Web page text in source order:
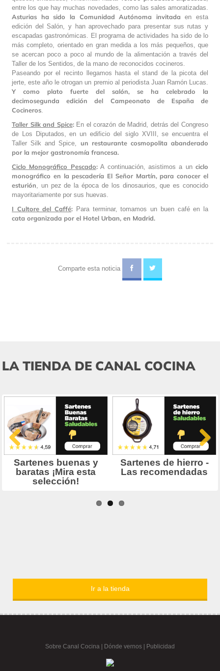
entre los que hay muchas novedades, como las sales amoratizadas.
Asturias ha sido la Comunidad Autónoma invitadaen esta
edición del Salón, y han aprovechado para presentar sus rutas y
escapadas gastronómicas. El programa de actividades ha sido de lo
más completo, orientado en gran medida a los más pequeños, que
se acercan poco a poco al mundo de la alimentación a través del
Taller de los Sentidos, de la mano de reconocidos cocineros.
Paseando por el recinto llegamos hasta el stand de la picota del
jerte, este año le otrogan un premio al periodista Juan Ramón Lucas.
Y como plato fuerte del salón, se ha celebrado la
decimosegunda edición del Campeonato de España de
Cocineros
Taller Silk and Spice:En el corazón de Madrid, detrás del Congreso
de Los Diputados, en un edificio del siglo XVIII, se encuentra el
Taller Silk and Spice, un restaurante cosmopolita abanderado
por la mejor gastronomía francesa.
Ciclo Monográfico Pescado:A continuación, asistimos a un ciclo
monográfico en la pescadería El Señor Martín, para conocer el
esturión , un pez de la época de los dinosaurios, que es conocido
mayoritariamente por sus huevas.
I Cultore del Caffé: Para terminar, tomamos un buen café en la
cata organizada por el Hotel Urban, en Madrid.
Comparte esta noticia
LA TIENDA DE CANAL COCINA
Ir a la tienda
Sobre Canal Cocina Dónde vernos | Publicidad